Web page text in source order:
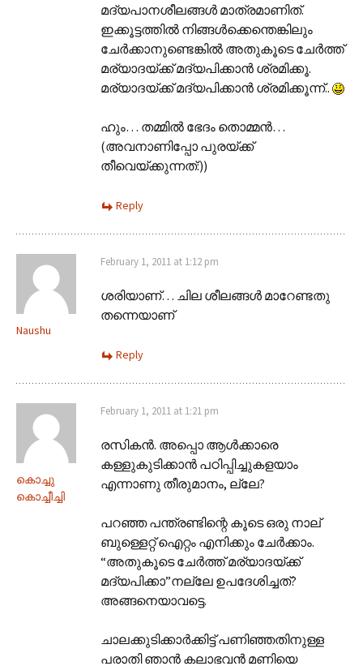
മദ്യപാനശീലങ്ങള്‍ മാത്രമാണിത്.
ഇക്കൂട്ടത്തില്‍ നിങ്ങള്‍ക്കെന്തെങ്കിലും
ചേര്‍ക്കാനുണ്ടെങ്കില്‍ അതുകൂടെ ചേര്‍ത്ത്
മര്യാദയ്ക്ക് മദ്യപിക്കാന്‍ ശ്രമിക്കൂ.
മര്യാദയ്ക്ക് മദ്യപിക്കാന്‍ ശ്രമിക്കൂന്ന്‌..
ഹും… തമ്മില്‍ ഭേദം തൊമ്മന്‍…
(അവനാണിപ്പോ പുരയ്ക്ക്
തീവെയ്ക്കുന്നത്:))
Reply
Naushu
February 1, 2011 at 1:12 pm
ശരിയാണ്… ചില ശീലങ്ങള്‍ മാറേണ്ടതു
തന്നെയാണ്
Reply
കൊച്ചു
കൊച്ചീച്ചി
February 1, 2011 at 1:21 pm
രസികന്‍. അപ്പൊ ആള്‍ക്കാരെ
കള്ളുകുടിക്കാന്‍ പഠിപ്പിച്ചുകളയാം
എന്നാണു തീരുമാനം, ല്ലേ?
പറഞ്ഞ പന്ത്രണ്ടിന്റെ കൂടെ ഒരു നാല്
ബുള്ളെറ്റ് ഐറ്റം എനിക്കും ചേര്‍ക്കാം.
“അതുകൂടെ ചേര്‍ത്ത് മര്യാദയ്ക്ക്
മദ്യപിക്കാ”നല്ലേ ഉപദേശിച്ചത്?
അങ്ങനെയാവട്ടെ.
ചാലക്കുടിക്കാര്‍ക്കിട്ട് പണിഞ്ഞതിനുള്ള
പരാതി ഞാന്‍ കലാഭവന്‍ മണിയെ